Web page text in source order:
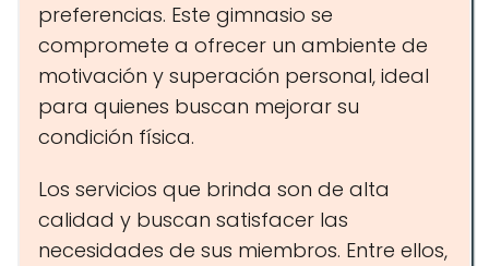
preferencias. Este gimnasio se
compromete a ofrecer un ambiente de
motivación y superación personal, ideal
para quienes buscan mejorar su
condición física.
Los servicios que brinda son de alta
calidad y buscan satisfacer las
necesidades de sus miembros. Entre ellos,